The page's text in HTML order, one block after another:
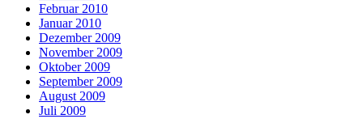
Februar 2010
Januar 2010
Dezember 2009
November 2009
Oktober 2009
September 2009
August 2009
Juli 2009